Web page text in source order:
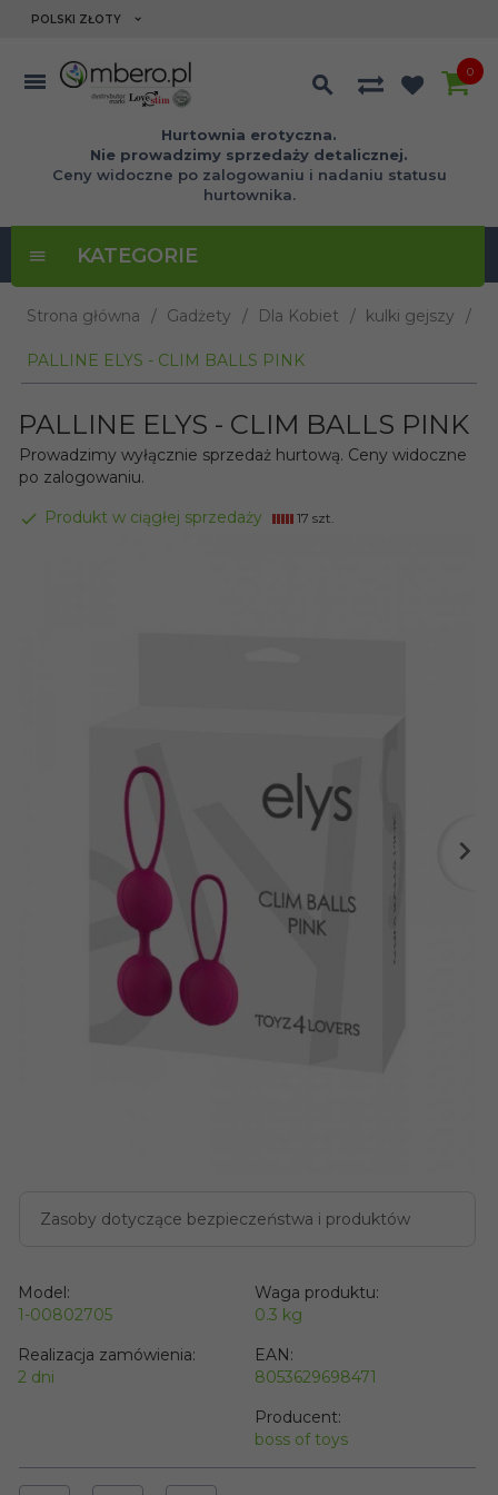
currency_h
POLSKI ZŁOTY
Hurtownia erotyczna.
Nie prowadzimy sprzedaży detalicznej.
Ceny widoczne po zalogowaniu i nadaniu statusu
hurtownika.
0
KATEGORIE
Strona główna Gadżety Dla Kobiet kulki gejszy
PALLINE ELYS - CLIM BALLS PINK
PALLINE ELYS - CLIM BALLS PINK
Prowadzimy wyłącznie sprzedaż hurtową. Ceny widoczne
po zalogowaniu.
Produkt w ciągłej sprzedaży 17 szt.
Zasoby dotyczące bezpieczeństwa i produktów
Model:
1-00802705
Waga produktu:
0.3 kg
Realizacja zamówienia:
2 dni
EAN:
8053629698471
Producent:
boss of toys